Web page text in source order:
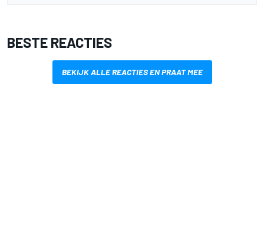
BESTE REACTIES
BEKIJK ALLE REACTIES EN PRAAT MEE